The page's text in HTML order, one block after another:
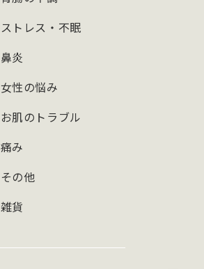
ストレス・不眠
鼻炎
女性の悩み
お肌のトラブル
痛み
その他
雑貨